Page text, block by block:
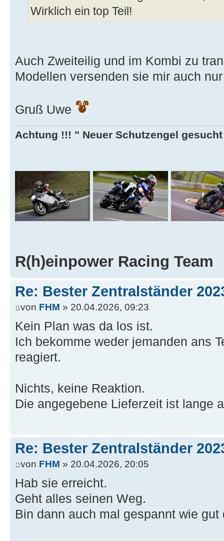
Wirklich ein top Teil!
Auch Zweiteilig und im Kombi zu
Modellen versenden sie mir auch
Gruß Uwe
Achtung !!! " Neuer Schutzengel
R(h)einpower Racing Team
Re: Bester Zentralständer
von FHM » 20.04.2026, 09:23
Kein Plan was da los ist.
Ich bekomme weder jemanden ans
reagiert.
Nichts, keine Reaktion.
Die angegebene Lieferzeit ist lange
Re: Bester Zentralständer
von FHM » 20.04.2026, 20:05
Hab sie erreicht.
Geht alles seinen Weg.
Bin dann auch mal gespannt wie gut